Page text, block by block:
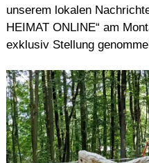
unserem lokalen
HEIMAT ONLINE“ am
exklusiv Stellung